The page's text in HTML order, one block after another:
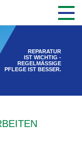
REPARATUR
IST WICHTIG -
REGELMÄSSIGE
PFLEGE IST BESSER.